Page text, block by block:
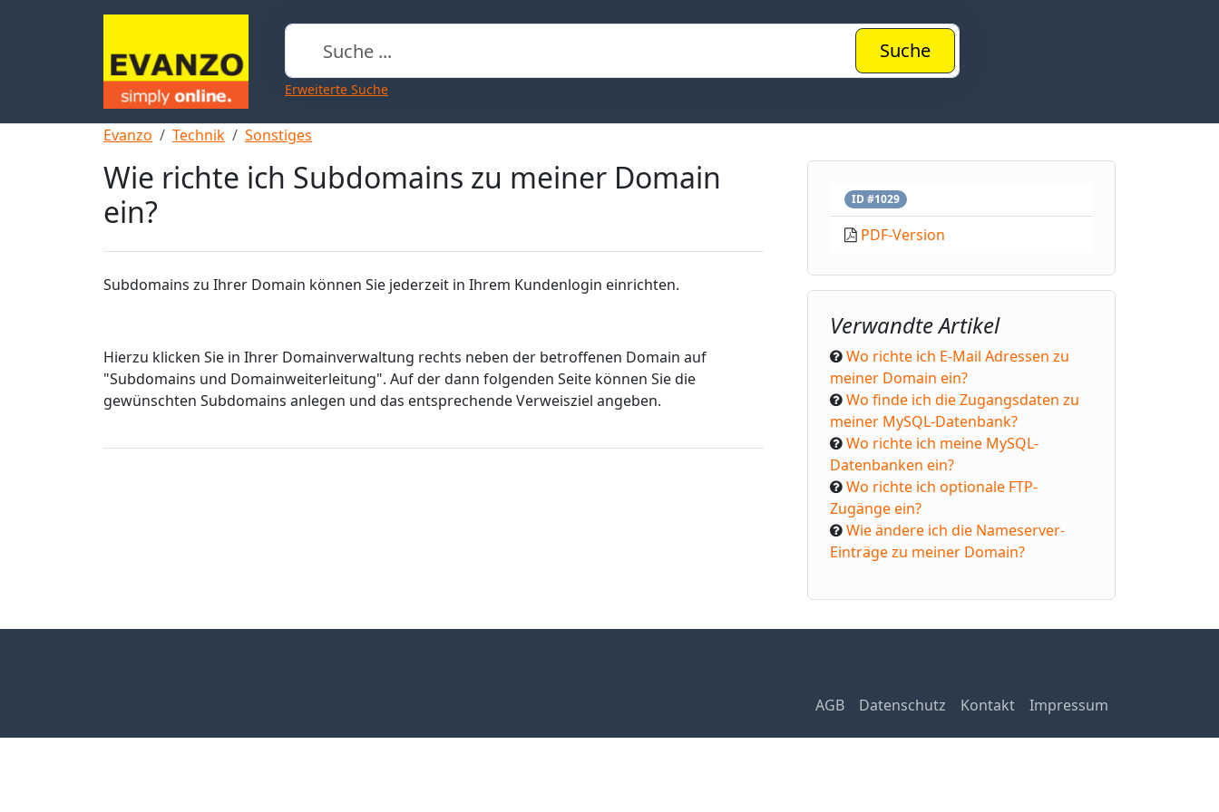
Suche
Erweiterte Suche
Evanzo Technik Sonstiges
Wie richte ich Subdomains zu meiner Domain
ein?
Subdomains zu Ihrer Domain können Sie jederzeit in Ihrem Kundenlogin einrichten.
Hierzu klicken Sie in Ihrer Domainverwaltung rechts neben der betroffenen Domain auf
"Subdomains und Domainweiterleitung". Auf der dann folgenden Seite können Sie die
gewünschten Subdomains anlegen und das entsprechende Verweisziel angeben.
ID #1029
PDF-Version
Verwandte Artikel
Wo richte ich E-Mail Adressen zu
meiner Domain ein?
Wo finde ich die Zugangsdaten zu
meiner MySQL-Datenbank?
Wo richte ich meine MySQL-
Datenbanken ein?
Wo richte ich optionale FTP-
Zugänge ein?
Wie ändere ich die Nameserver-
Einträge zu meiner Domain?
AGB Datenschutz Kontakt Impressum